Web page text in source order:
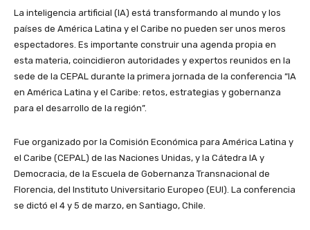
La inteligencia artificial (IA) está transformando al mundo y los
países de América Latina y el Caribe no pueden ser unos meros
espectadores. Es importante construir una agenda propia en
esta materia, coincidieron autoridades y expertos reunidos en la
sede de la CEPAL durante la primera jornada de la conferencia “IA
en América Latina y el Caribe: retos, estrategias y gobernanza
para el desarrollo de la región”.
Fue organizado por la Comisión Económica para América Latina y
el Caribe (CEPAL) de las Naciones Unidas, y la Cátedra IA y
Democracia, de la Escuela de Gobernanza Transnacional de
Florencia, del Instituto Universitario Europeo (EUI). La conferencia
se dictó el 4 y 5 de marzo, en Santiago, Chile.